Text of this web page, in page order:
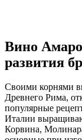
Вино
развития
Своими корнями
Древнего Рима,
популярные
Италии
Корвина,